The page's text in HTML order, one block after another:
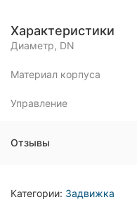
Характеристики
Диаметр, DN
Материал корпуса
Управление
Отзывы
Категории: Задвижка